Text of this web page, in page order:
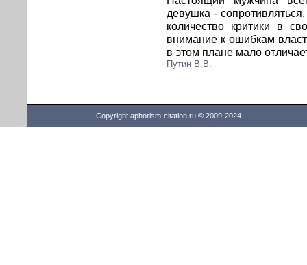
девушка -
количество критики в
внимание к ошибкам
в этом плане мало
Путин В.В.
Copyright aphorism-citation.ru © 2009-2024